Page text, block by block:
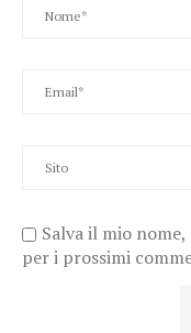
Salva il mio
per i prossimi